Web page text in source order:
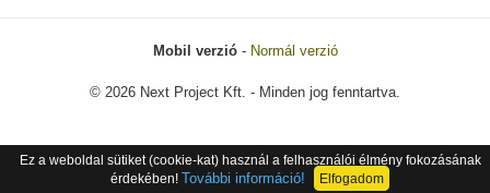
Mobil verzió- Normál verzió
© 2026 Next Project Kft. - Minden jog fenntartva.
Ez a weboldal sütiket (cookie-kat) használ a felhasználói élmény fokozásának
érdekében! További információ! Elfogadom